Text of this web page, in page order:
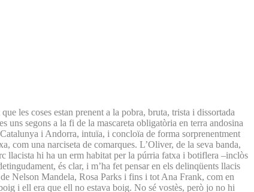
les coses estan prenent a la pobra, bruta, trista i dissortada
segons a la fi de la mascareta obligatòria en terra andosina
i Andorra, intuïa, i concloïa de forma sorprenentment
com una narciseta de comarques. L’Oliver, de la seva banda,
llacista hi ha un erm habitat per la púrria fatxa i botiflera –inclòs
és clar, i m’ha fet pensar en els delinqüents llacis
Nelson Mandela, Rosa Parks i fins i tot Ana Frank, com en
i ell era que ell no estava boig. No sé vostès, però jo no hi